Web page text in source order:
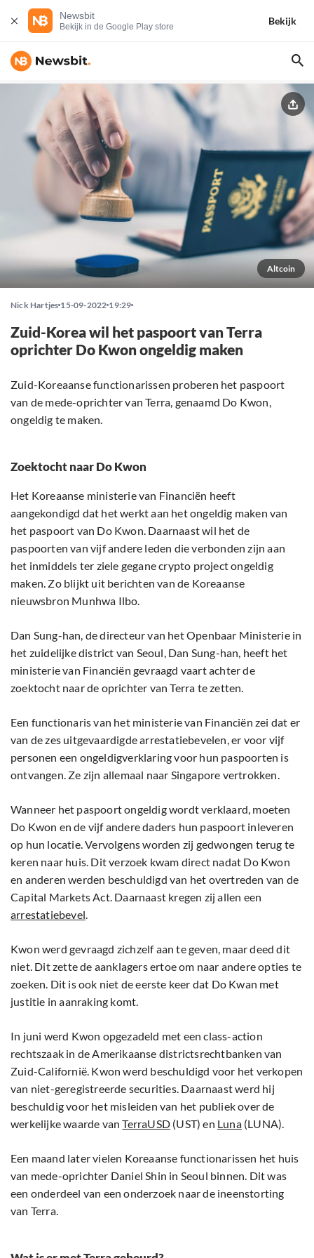
Newsbit
Bekijk in de Google Play store
Bekijk
Altcoin
Nick Hartjes 15-09-2022 19:29
Zuid-Korea wil het paspoort van Terra
oprichter Do Kwon ongeldig maken
Zuid-Koreaanse functionarissen proberen het paspoort
van de mede-oprichter van Terra, genaamd Do Kwon,
ongeldig te maken.
Zoektocht naar Do Kwon
Het Koreaanse ministerie van Financiën heeft
aangekondigd dat het werkt aan het ongeldig maken van
het paspoort van Do Kwon. Daarnaast wil het de
paspoorten van vijf andere leden die verbonden zijn aan
het inmiddels ter ziele gegane crypto project ongeldig
maken. Zo blijkt uit berichten van de Koreaanse
nieuwsbron Munhwa Ilbo.
Dan Sung-han, de directeur van het Openbaar Ministerie in
het zuidelijke district van Seoul, Dan Sung-han, heeft het
ministerie van Financiën gevraagd vaart achter de
zoektocht naar de oprichter van Terra te zetten.
Een functionaris van het ministerie van Financiën zei dat er
van de zes uitgevaardigde arrestatiebevelen, er voor vijf
personen een ongeldigverklaring voor hun paspoorten is
ontvangen. Ze zijn allemaal naar Singapore vertrokken.
Wanneer het paspoort ongeldig wordt verklaard, moeten
Do Kwon en de vijf andere daders hun paspoort inleveren
op hun locatie. Vervolgens worden zij gedwongen terug te
keren naar huis. Dit verzoek kwam direct nadat Do Kwon
en anderen werden beschuldigd van het overtreden van de
Capital Markets Act. Daarnaast kregen zij allen een
arrestatiebevel.
Kwon werd gevraagd zichzelf aan te geven, maar deed dit
niet. Dit zette de aanklagers ertoe om naar andere opties te
zoeken. Dit is ook niet de eerste keer dat Do Kwan met
justitie in aanraking komt.
In juni werd Kwon opgezadeld met een class-action
rechtszaak in de Amerikaanse districtsrechtbanken van
Zuid-Californië. Kwon werd beschuldigd voor het verkopen
van niet-geregistreerde securities. Daarnaast werd hij
beschuldig voor het misleiden van het publiek over de
werkelijke waarde vanTerraUSD (UST) en Luna(LUNA).
Een maand later vielen Koreaanse functionarissen het huis
van mede-oprichter Daniel Shin in Seoul binnen. Dit was
een onderdeel van een onderzoek naar de ineenstorting
van Terra.